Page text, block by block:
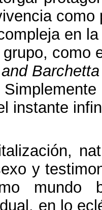
como
en
, como
instante
,
y
mundo
, en lo